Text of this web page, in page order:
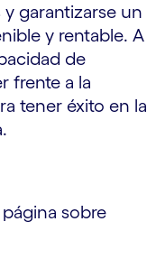
garantizarse un
y rentable. A
de
frente a la
tener éxito en la
sobre